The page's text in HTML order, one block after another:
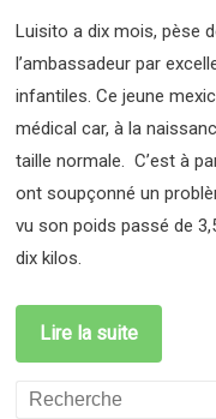
Luisito a dix mois, pèse
l’ambassadeur par
infantiles. Ce jeune
médical car, à la
taille normale. C’est à
ont soupçonné un
vu son poids passé de
dix kilos.
Lire la suite